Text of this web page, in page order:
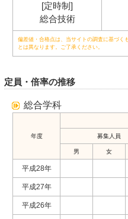
[定時制]
総合技術
偏差値・合格点は、当サイトの調査に基づく
とは異なります。ご了承ください。
定員・倍率の推移
総合学科
年度 募集人員
男 女
平成28年
平成27年
平成26年